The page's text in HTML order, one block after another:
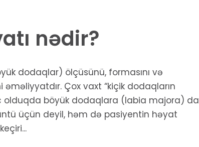
nədir?
dodaqlar) ölçüsünü, formasını və
Çox vaxt “kiçik dodaqların
olduqda böyük dodaqlara (labia majora) da
üçün deyil, həm də pasiyentin həyat